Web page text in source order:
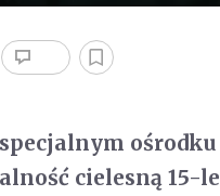
specjalnym
cielesną 15-